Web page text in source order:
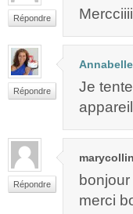
Répondre
Répondre
Annabelle
Je
Répondre
marycollin
merci